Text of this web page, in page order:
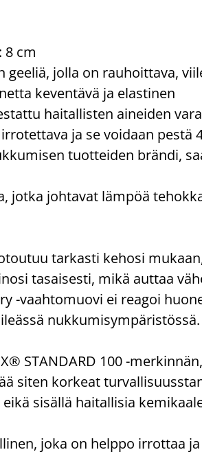
8 cm
geeliä, jolla on rauhoittava,
keventävä ja elastinen
haitallisten aineiden
ja se voidaan pestä
tuotteiden brändi,
jotka johtavat lämpöä
tarkasti kehosi
tasaisesti, mikä auttaa
-vaahtomuovi ei reagoi
nukkumisympäristössä.
STANDARD 100 -
siten korkeat
sisällä haitallisia
joka on helppo irrottaa